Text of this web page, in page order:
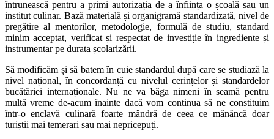
întrunească pentru a primi autorizația de a înființa o școală sau un
institut culinar. Bază materială și organigramă standardizată, nivel de
pregătire al mentorilor, metodologie, formulă de studiu, standard
minim acceptat, verificat și respectat de investiție în ingrediente și
instrumentar pe durata școlarizării.
Să modificăm și să batem în cuie standardul după care se studiază la
nivel național, în concordanță cu nivelul cerințelor și standardelor
bucătăriei internaționale. Nu ne va băga nimeni în seamă pentru
multă vreme de-acum înainte dacă vom continua să ne constituim
într-o enclavă culinară foarte mândră de ceea ce mănâncă doar
turiștii mai temerari sau mai nepricepuți.